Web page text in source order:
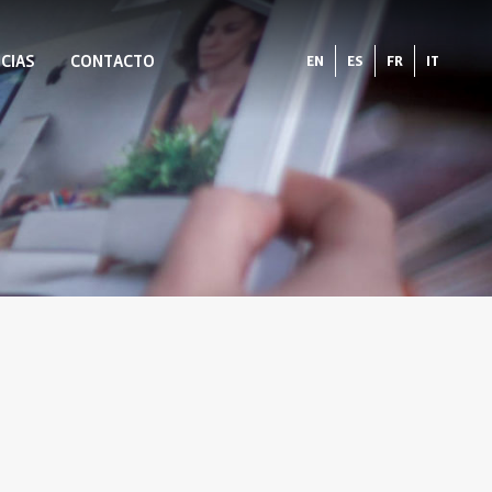
CONTACTO EN ES FR IT